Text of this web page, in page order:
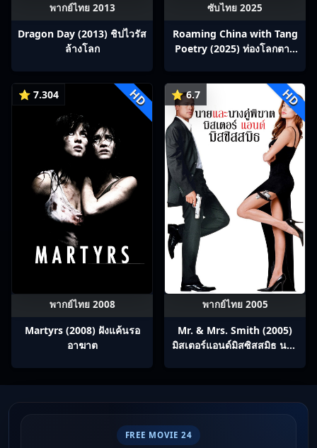
พากย์ไทย 2013
Dragon Day (2013) ชิปไวรัส
ล้างโลก
ซับไทย 2025
Roaming China with Tang
Poetry (2025) ท่องโลกตาม
⭐ 7.304 HD
พากย์ไทย 2008
Martyrs (2008) ฝังแค้นรอ
อาฆาต
⭐ 6.7 HD
พากย์ไทย 2005
Mr. & Mrs. Smith (2005)
มิสเตอร์แอนด์มิสซิสสมิธ นาย
FREE MOVIE 24